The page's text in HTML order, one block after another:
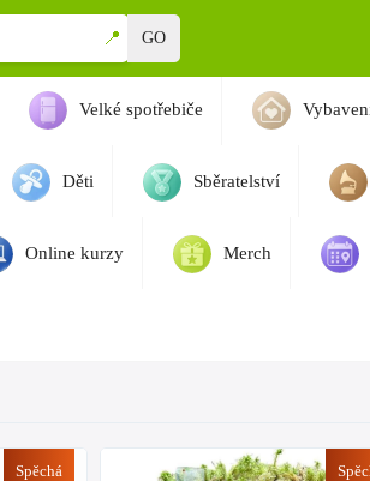
📍 GO
Velké spotřebiče
Děti Sběratelství
Online kurzy Merch
Spěchá